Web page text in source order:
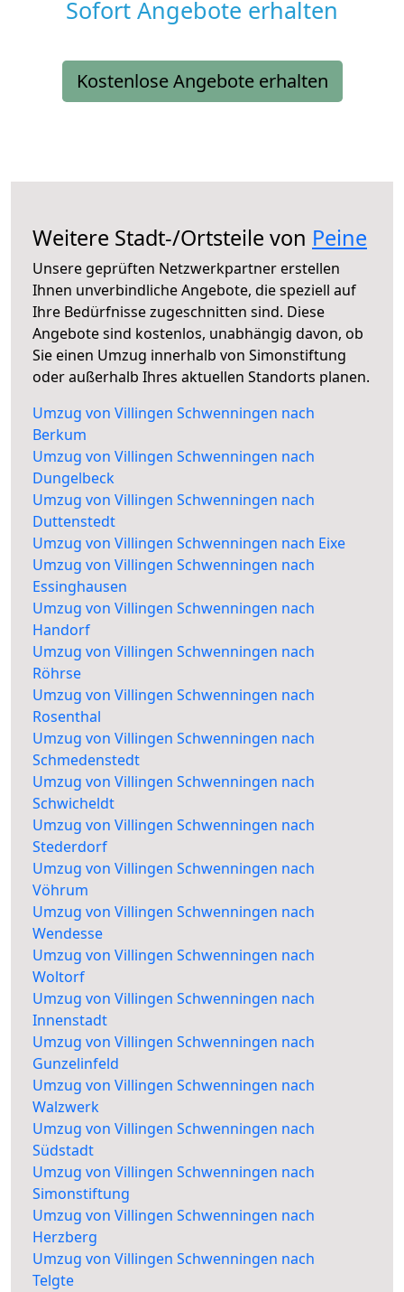
Sofort Angebote erhalten
Kostenlose Angebote erhalten
Weitere Stadt-/Ortsteile von Peine
Unsere geprüften Netzwerkpartner erstellen
Ihnen unverbindliche Angebote, die speziell auf
Ihre Bedürfnisse zugeschnitten sind. Diese
Angebote sind kostenlos, unabhängig davon, ob
Sie einen Umzug innerhalb von Simonstiftung
oder außerhalb Ihres aktuellen Standorts planen.
Umzug von Villingen Schwenningen nach
Berkum
Umzug von Villingen Schwenningen nach
Dungelbeck
Umzug von Villingen Schwenningen nach
Duttenstedt
Umzug von Villingen Schwenningen nach Eixe
Umzug von Villingen Schwenningen nach
Essinghausen
Umzug von Villingen Schwenningen nach
Handorf
Umzug von Villingen Schwenningen nach
Röhrse
Umzug von Villingen Schwenningen nach
Rosenthal
Umzug von Villingen Schwenningen nach
Schmedenstedt
Umzug von Villingen Schwenningen nach
Schwicheldt
Umzug von Villingen Schwenningen nach
Stederdorf
Umzug von Villingen Schwenningen nach
Vöhrum
Umzug von Villingen Schwenningen nach
Wendesse
Umzug von Villingen Schwenningen nach
Woltorf
Umzug von Villingen Schwenningen nach
Innenstadt
Umzug von Villingen Schwenningen nach
Gunzelinfeld
Umzug von Villingen Schwenningen nach
Walzwerk
Umzug von Villingen Schwenningen nach
Südstadt
Umzug von Villingen Schwenningen nach
Simonstiftung
Umzug von Villingen Schwenningen nach
Herzberg
Umzug von Villingen Schwenningen nach
Telgte